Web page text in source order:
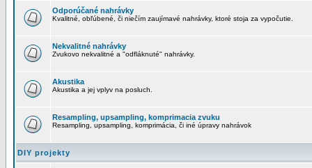
Odporúčané nahrávky
Kvalitné, obľúbené, či niečím zaujímavé nahrávky, ktoré stoja za vypočutie.
Nekvalitné nahrávky
Zvukovo nekvalitné a "odfláknuté" nahrávky.
Akustika
Akustika a jej vplyv na posluch.
Resampling, upsampling, komprimacia zvuku
Resampling, upsampling, komprimácia, či iné úpravy nahrávok
DIY projekty